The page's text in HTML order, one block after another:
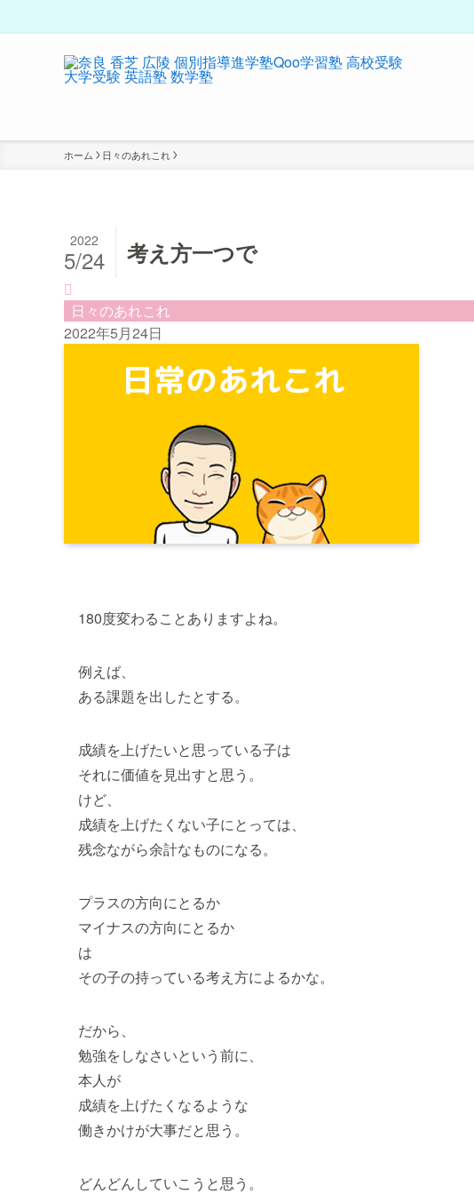
ホーム 日々のあれこれ
考え方一つで
2022
5/24
日々のあれこれ
2022年5月24日
180度変わることありますよね。
例えば、
ある課題を出したとする。
成績を上げたいと思っている子は
それに価値を見出すと思う。
けど、
成績を上げたくない子にとっては、
残念ながら余計なものになる。
プラスの方向にとるか
マイナスの方向にとるか
は
その子の持っている考え方によるかな。
だから、
勉強をしなさいという前に、
本人が
成績を上げたくなるような
働きかけが大事だと思う。
どんどんしていこうと思う。